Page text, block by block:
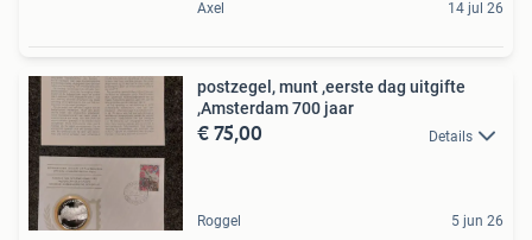
Axel 14 jul 26
postzegel, munt ,eerste dag uitgifte
,Amsterdam 700 jaar
€ 75,00 Details
Roggel 5 jun 26